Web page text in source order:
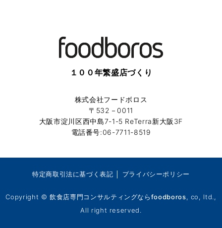
１００年繁盛店づくり
株式会社フードボロス
〒532－0011
大阪市淀川区西中島7-1-5 ReTerra新大阪3F
電話番号:06-7711-8519
特定商取引法に基づく表記 プライバシーポリシー
Copyright ©飲食店専門コンサルティングならfoodboros, co, ltd.,
All right reserved.